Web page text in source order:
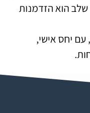
הוא הזדמנות
עם יחס אישי,